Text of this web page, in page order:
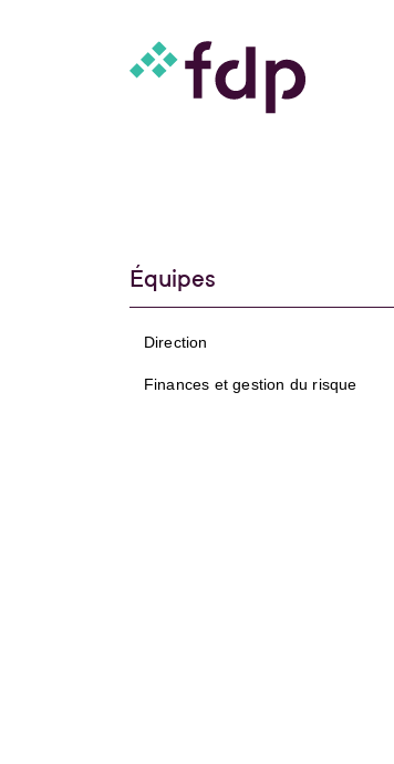
Équipes
Direction
Finances et gestion du risque